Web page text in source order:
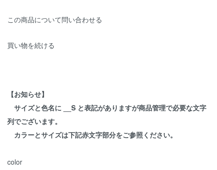
この商品について問い合わせる
買い物を続ける
【お知らせ】
サイズと色名に __S と表記がありますが商品管理で必要な文字
列でございます。
カラーとサイズは下記赤文字部分をご参照ください。
color